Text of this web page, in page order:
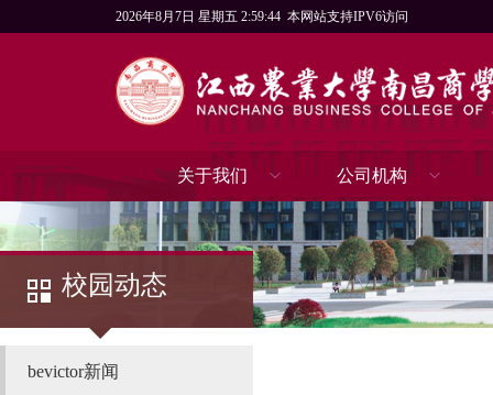
2026年8月7日 星期五 2:59:45 本网站支持IPV6访问
关于我们 公司机构
校园动态
bevictor新闻